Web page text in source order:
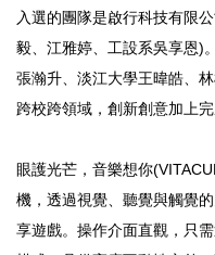
入選的團隊是啟行科技有限
毅、江雅婷、工設系吳享恩)
張瀚升、淡江大學王暐皓、
跨校跨領域，創新創意加上
眼護光芒，音樂想你
機，透過視覺、聽覺與觸覺
享遊戲。操作介面直觀，只